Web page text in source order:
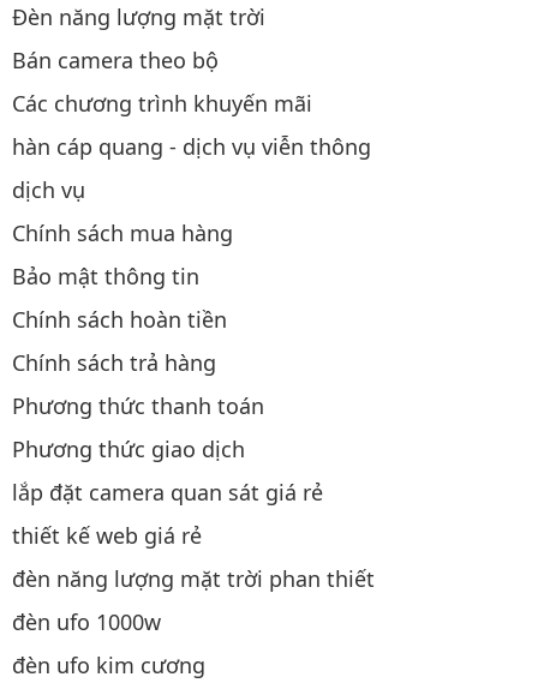
Đèn năng lượng mặt trời
Bán camera theo bộ
Các chương trình khuyến mãi
hàn cáp quang - dịch vụ viễn thông
dịch vụ
Chính sách mua hàng
Bảo mật thông tin
Chính sách hoàn tiền
Chính sách trả hàng
Phương thức thanh toán
Phương thức giao dịch
lắp đặt camera quan sát giá rẻ
thiết kế web giá rẻ
đèn năng lượng mặt trời phan thiết
đèn ufo 1000w
đèn ufo kim cương